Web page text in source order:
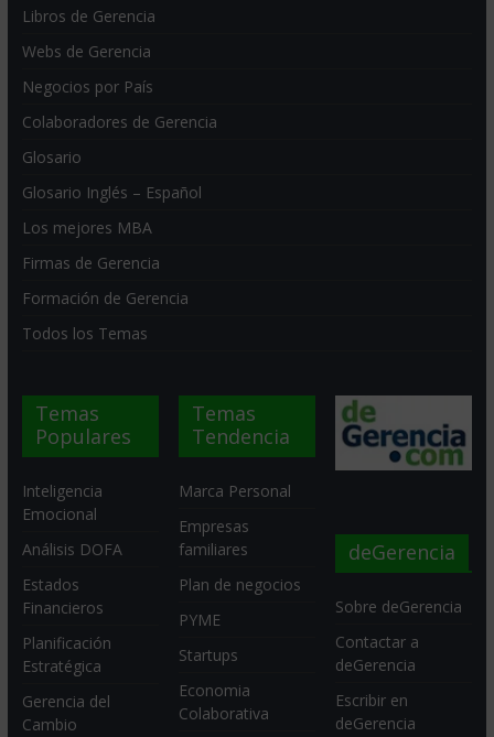
Libros de Gerencia
Webs de Gerencia
Negocios por País
Colaboradores de Gerencia
Glosario
Glosario Inglés – Español
Los mejores MBA
Firmas de Gerencia
Formación de Gerencia
Todos los Temas
Temas
Populares
Inteligencia
Emocional
Análisis DOFA
Estados
Financieros
Planificación
Estratégica
Gerencia del
Cambio
Temas
Tendencia
Marca Personal
Empresas
familiares
Plan de negocios
PYME
Startups
Economia
Colaborativa
deGerencia
Sobre deGerencia
Contactar a
deGerencia
Escribir en
deGerencia